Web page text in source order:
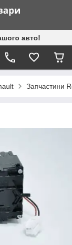
авто!
Запчастини